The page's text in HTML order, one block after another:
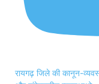
रायगढ़ जिले की कानून-